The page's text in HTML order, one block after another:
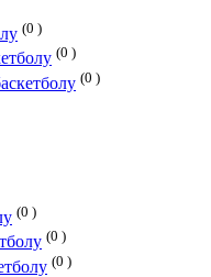
(0 )
(0 )
(0 )
(0 )
(0 )
(0 )